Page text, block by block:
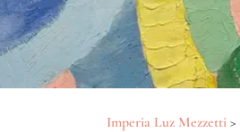
Imperia Luz Mezzetti >